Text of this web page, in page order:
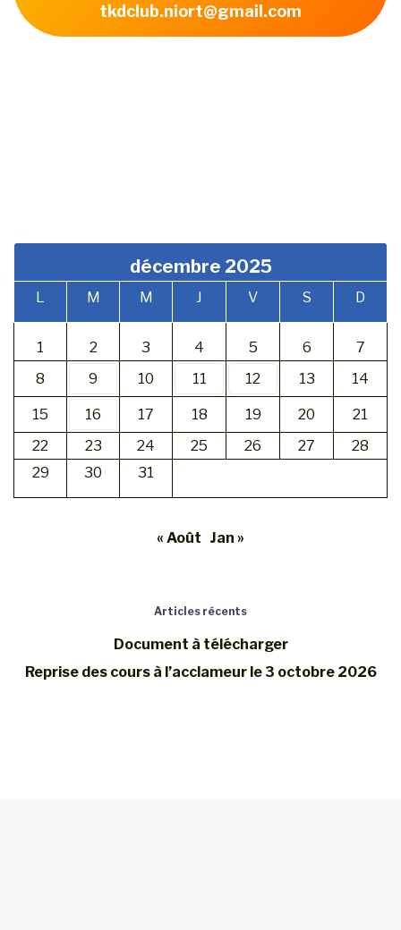
tkdclub.niort@gmail.com
décembre 2025
L M M J V S D
1 2 3 4 5 6
7
8
9 10 11 12 13 14
15 16 17 18 19 20
21
22
23 24 25 26 27
28
29
30 31
« Août Jan »
Articles récents
Document à télécharger
Reprise des cours à l’acclameur le 3 octobre 2026